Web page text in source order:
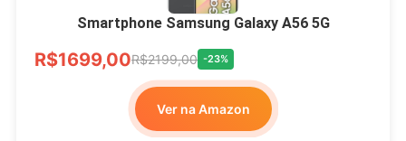
Smartphone Samsung Galaxy A56 5G
R$1699,00R$2199,00 -23%
Ver na Amazon